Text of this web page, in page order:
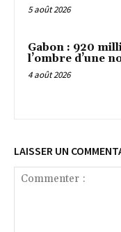
5 août 2026
Gabon : 920
l’ombre d’une
4 août 2026
LAISSER UN